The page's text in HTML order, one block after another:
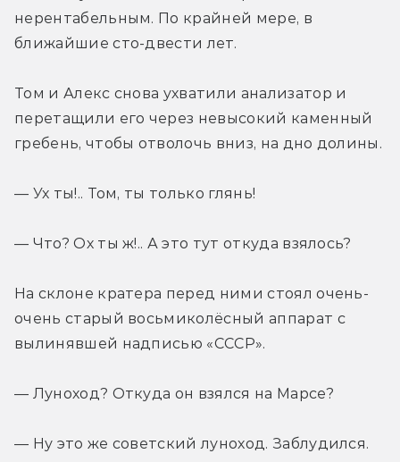
нерентабельным. По крайней мере, в
ближайшие сто-двести лет.
Том и Алекс снова ухватили анализатор и
перетащили его через невысокий каменный
гребень, чтобы отволочь вниз, на дно долины.
— Ух ты!.. Том, ты только глянь!
— Что? Ох ты ж!.. А это тут откуда взялось?
На склоне кратера перед ними стоял очень-
очень старый восьмиколёсный аппарат с
вылинявшей надписью «СССР».
— Луноход? Откуда он взялся на Марсе?
— Ну это же советский луноход. Заблудился.